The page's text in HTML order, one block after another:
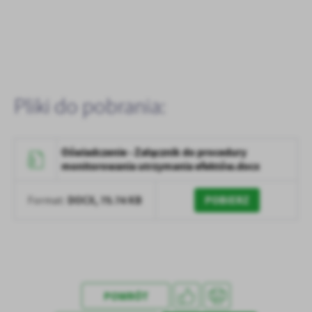
Pliki do pobrania:
Oświadczenie - Załącznik do procedury
monitorowania utrzymania efektów.docx
Format: DOCX, 75.74 KB POBIERZ
POWRÓT